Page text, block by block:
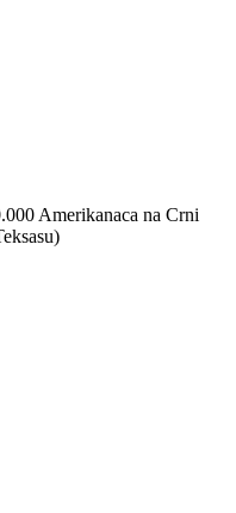
Amerikanaca na Crni